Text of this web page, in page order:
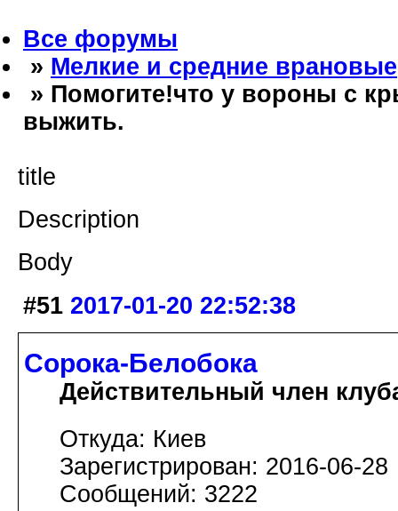
Все форумы
» Мелкие и средние врановые
» Помогите!что у вороны с
выжить.
title
Description
Body
#51 2017-01-20 22:52:38
Сорока-Белобока
Действительный член
Откуда: Киев
Зарегистрирован: 2016-06-28
Сообщений: 3222